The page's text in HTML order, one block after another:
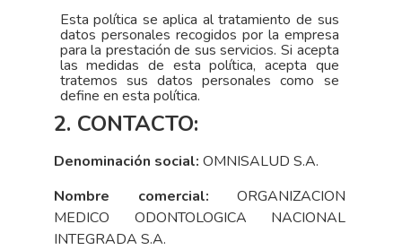
Esta política se aplica al tratamiento de sus
datos personales recogidos por la empresa
para la prestación de sus servicios. Si acepta
las medidas de esta política, acepta que
tratemos sus datos personales como se
define en esta política.
2. CONTACTO:
Denominación social: OMNISALUD S.A.
Nombre comercial: ORGANIZACION
MEDICO ODONTOLOGICA NACIONAL
INTEGRADA S.A.